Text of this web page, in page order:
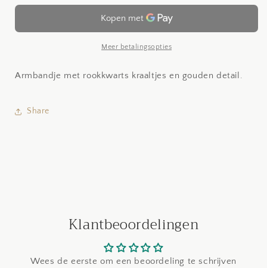
Meer betalingsopties
Armbandje met rookkwarts kraaltjes en gouden detail.
Share
Klantbeoordelingen
Wees de eerste om een beoordeling te schrijven